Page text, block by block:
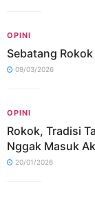
OPINI
Sebatang
09/03/2026
OPINI
Rokok, Tradisi
Nggak Masuk
20/01/2026